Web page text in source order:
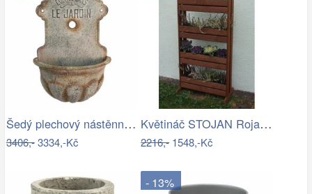
Šedý plechový nástěnný květináč ve…
3406,-3334,-Kč
Květináč STOJAN Rojaplast
2216,-1548,-Kč
- 13%